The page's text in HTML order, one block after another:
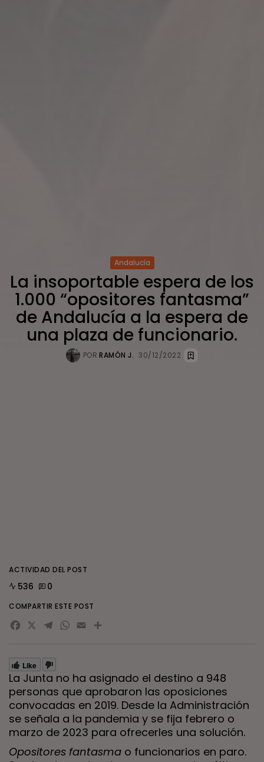
Andalucía
La insoportable espera de los
1.000 “opositores fantasma”
de Andalucía a la espera de
una plaza de funcionario.
POR RAMÓN J. 30/12/2022
Like
La Junta no ha asignado el destino a 948
personas que aprobaron las oposiciones
convocadas en 2019. Desde la Administración
se señala a la pandemia y se fija febrero o
marzo de 2023 para ofrecerles una solución.
Opositores fantasma o funcionarios en paro.
ACTIVIDAD DEL POST
536 0
COMPARTIR ESTE POST
Facebook
X Telegram
WhatsApp
EmailCompartir